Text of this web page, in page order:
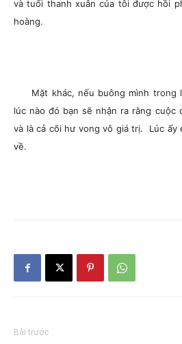
và tuổi thanh xuân của tôi được hồi
hoàng.
Mặt khác, nếu buông mình trong
lúc nào đó bạn sẽ nhận ra rằng cuộc
và là cả cõi hư vong vô giá trị. Lúc ấy
về.
Bài trước